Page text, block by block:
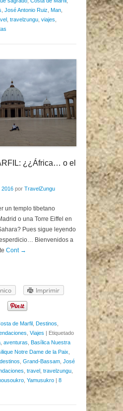
, José Antonio Ruiz, Man,
, travelzungu, viajes,
¿¿África… o el
2016 por TravelZungu
un templo tibetano
o una Torre Eiffel en
Pues sigue leyendo
Bienvenidos a
Cont →
Imprimir
de Marfil Destinos
Viajes | Etiquetado
aventuras Basílica Nuestra
Notre Dame de la Paix
destinos Grand-Bassam José
travel travelzungu
Yamusukro | 8